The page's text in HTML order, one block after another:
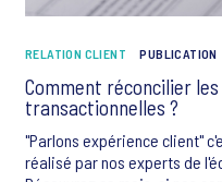
RELATION CLIENT PUBLICATION
Comment réconcilier
transactionnelles ?
"Parlons expérience client"
réalisé par nos experts de